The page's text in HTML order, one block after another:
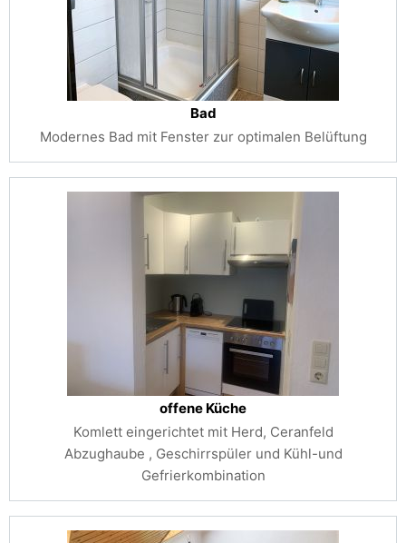
Bad
Modernes Bad mit Fenster zur optimalen Belüftung
offene Küche
Komlett eingerichtet mit Herd, Ceranfeld
Abzughaube , Geschirrspüler und Kühl-und
Gefrierkombination